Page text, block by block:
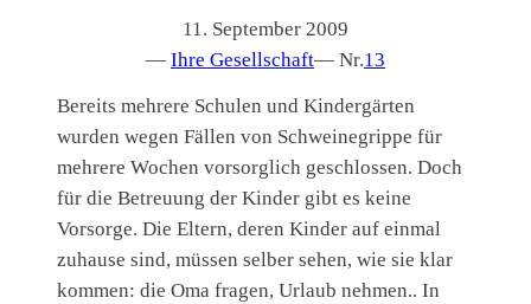
11. September 2009
— Ihre Gesellschaft— Nr.13
Bereits mehrere Schulen und Kindergärten
wurden wegen Fällen von Schweinegrippe für
mehrere Wochen vorsorglich geschlossen. Doch
für die Betreuung der Kinder gibt es keine
Vorsorge. Die Eltern, deren Kinder auf einmal
zuhause sind, müssen selber sehen, wie sie klar
kommen: die Oma fragen, Urlaub nehmen.. In